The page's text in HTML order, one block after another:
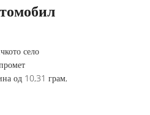
село
од 10,31 грам,